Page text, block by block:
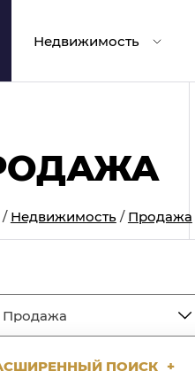
Недвижимость
Недвижимость/ Продажа
ПОИСК +